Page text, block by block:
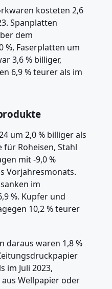
kosteten 2,6
Spanplatten
dem
%, Faserplatten um
3,6 % billiger,
6,9 % teurer als im
um 2,0 % billiger als
für Roheisen, Stahl
mit -9,0 %
Vorjahresmonats.
im
%. Kupfer und
10,2 % teurer
daraus waren 1,8 %
im Juli 2023,
Wellpapier oder